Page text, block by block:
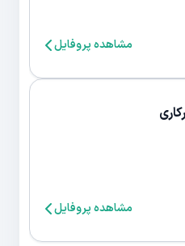
مشاهده پروفایل
مشاهده پروفایل